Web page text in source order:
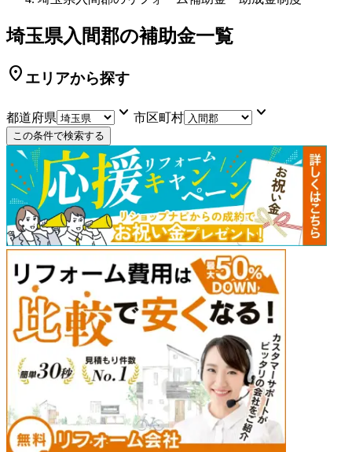
埼玉県入間郡の補助金一覧
location_on エリアから探す
都道府県 keyboard_arrow_down 市区町村 keyboard_arrow_down
この条件で検索する